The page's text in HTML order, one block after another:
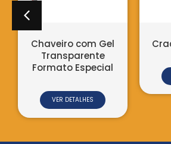
com Gel
Crachá para Feira